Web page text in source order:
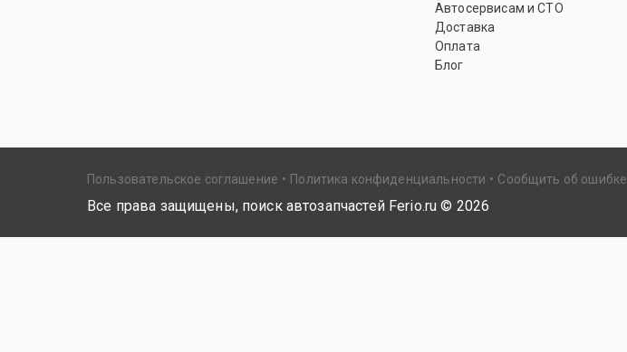
Автосервисам и СТО
Доставка
Оплата
Блог
Пользовательское соглашение Политика конфиденциальности Сообщить об ошибке
Все права защищены, поиск автозапчастей Ferio.ru © 2026